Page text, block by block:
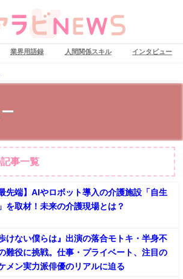
業界用語録 人間関係スキル インタビュー
事一覧
最先端】AIやロボット導入の介護施設「自生
を取材！未来の介護現場とは？
歩けない僕らは』出演の落合モトキ・半身不
難役に挑戦。仕事・プライベート、注目の
メン実力派俳優のリアルに迫る